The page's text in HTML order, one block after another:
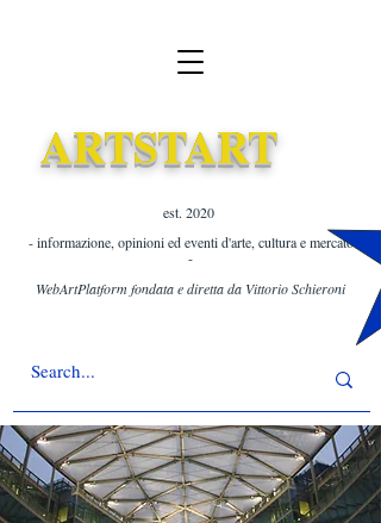
ARTSTART
est. 2020 ​
- informazione, opinioni ed eventi d'arte, cultura e mercato
-
WebArtPlatform fondata e diretta da Vittorio Schieroni